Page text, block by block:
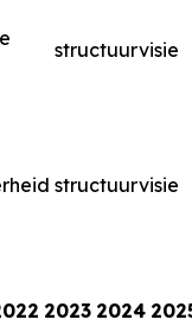
structuurvisie
structuurvisie
2023 2024